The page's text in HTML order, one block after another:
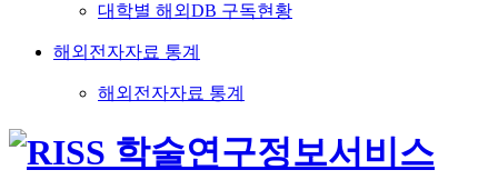
대학별 해외DB 구독현황
해외전자자료 통계
해외전자자료 통계